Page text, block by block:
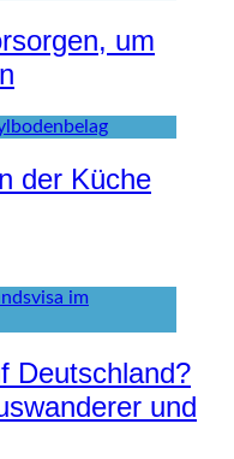
um
der Küche
Deutschland?
und